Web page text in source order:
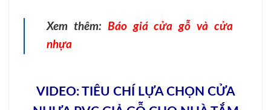
Xem thêm: Báo giá cửa gỗ và cửa
nhựa
VIDEO: TIÊU CHÍ LỰA CHỌN CỬA